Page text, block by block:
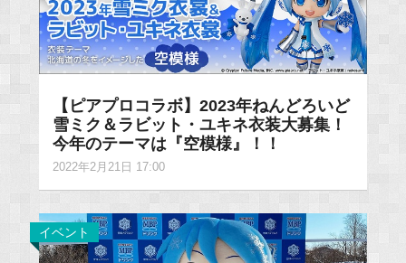
【ピアプロコラボ】2023年ねんどろいど
雪ミク＆ラビット・ユキネ衣装大募集！
今年のテーマは『空模様』！！
2022年2月21日 17:00
イベント